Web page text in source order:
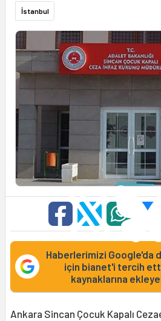
İstanbul
Haberlerimizi Google'da
için bianet'i tercih
kaynaklarına
Ankara Sincan Çocuk Kapalı